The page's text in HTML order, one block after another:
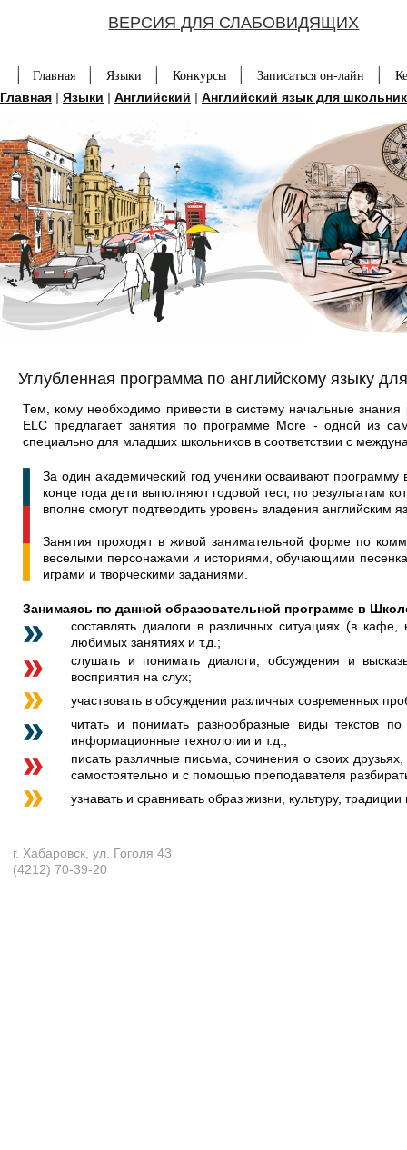
ВЕРСИЯ ДЛЯ СЛАБОВИДЯЩИХ
Главная Языки Конкурсы Записаться он-лайн
Главная | Языки | Английский | Английский язык для
Углубленная программа по английскому языку
Тем, кому необходимо привести в систему начальные знания
ELC предлагает занятия по программе More - одной из
специально для младших школьников в соответствии с
За один академический год ученики осваивают
конце года дети выполняют годовой тест, по результатам
вполне смогут подтвердить уровень владения
Занятия проходят в живой занимательной форме по
веселыми персонажами и историями, обучающими
играми и творческими заданиями.
Занимаясь по данной образовательной программе в
составлять диалоги в различных ситуациях (в
любимых занятиях и т.д.;
слушать и понимать диалоги, обсуждения и
восприятия на слух;
участвовать в обсуждении различных современных
читать и понимать разнообразные виды текстов
информационные технологии и т.д.;
писать различные письма, сочинения о своих
самостоятельно и с помощью преподавателя
узнавать и сравнивать образ жизни, культуру,
г. Хабаровск, ул. Гоголя 43
(4212) 70-39-20